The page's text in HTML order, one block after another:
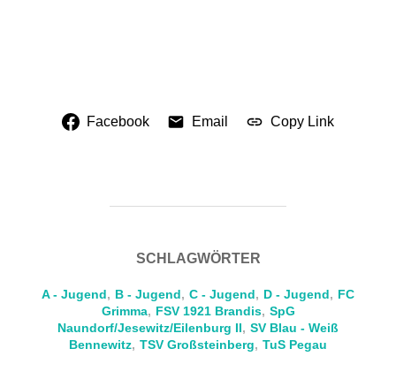
Facebook Email Copy Link
SCHLAGWÖRTER
A - Jugend, B - Jugend, C - Jugend, D - Jugend, FC
Grimma, FSV 1921 Brandis, SpG
Naundorf/Jesewitz/Eilenburg II, SV Blau - Weiß
Bennewitz, TSV Großsteinberg, TuS Pegau